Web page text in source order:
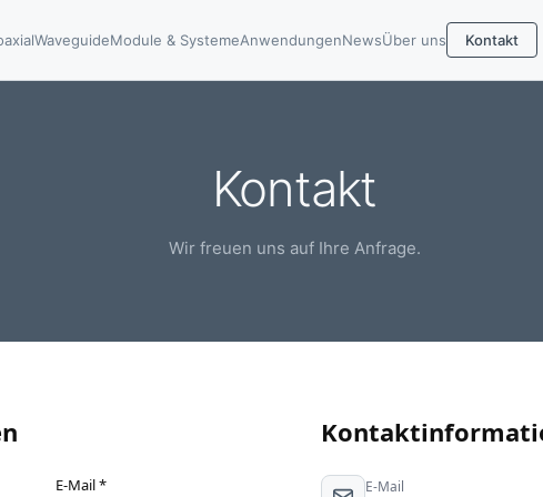
WaveguideModule & SystemeAnwendungenNewsÜber uns Kontakt
Kontakt
Wir freuen uns auf Ihre Anfrage.
E-Mail * E-Mail